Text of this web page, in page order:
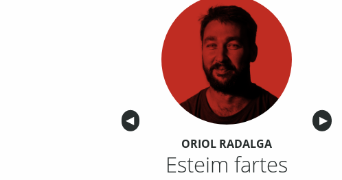
Anterior
◀︎ ▶︎
ORIOL RADALGA
Esteim fartes